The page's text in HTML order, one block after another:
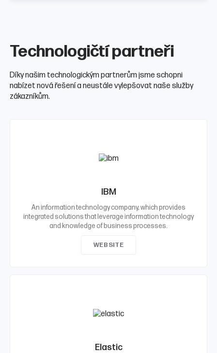
Technologičtí partneři
Díky našim technologickým partnerům jsme schopni
nabízet nová řešení a neustále vylepšovat naše služby
zákazníkům.
IBM
An information technology company, which provides
integrated solutions that leverage information technology
and knowledge of business processes.
WEBSITE
Elastic